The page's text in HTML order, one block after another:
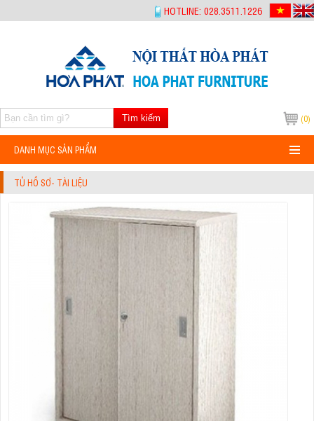
HOTLINE: 028.3511.1226
(0)
Tìm kiếm
DANH MỤC SẢN PHẨM
TỦ HỒ SƠ- TÀI LIỆU